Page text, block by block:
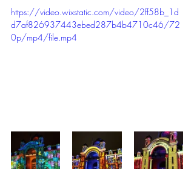
https://video.wixstatic.com/video/2ff58b_1d
d7af826937443ebed287b4b4710c46/72
0p/mp4/file.mp4